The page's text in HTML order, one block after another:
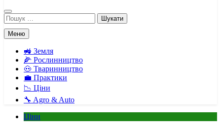
Пошук:
Меню
🚜 Земля
🌽 Рослинництво
🐽 Тваринництво
💼 Практики
📉 Ціни
🔧 Agro & Auto
Ціни